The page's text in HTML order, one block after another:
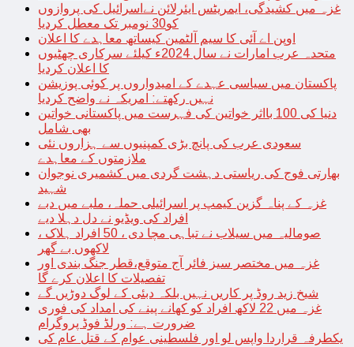
غزہ میں کشیدگی، ایمریٹس ایئرلائن نےاسرائیل کی پروازوں
کو30 نومبر تک معطل کردیا
اوپن اے آئی کا سیم آلٹمین کیساتھ معاہدے کا اعلان
متحدہ عرب امارات نے سال 2024ء کیلئے سرکاری چھٹیوں
کا اعلان کردیا
پاکستان میں سیاسی عہدے کے امیدواروں پر کوئی پوزیشن
نہیں رکھتے: امریکہ نے واضح کردیا
دنیا کی 100 بااثر خواتین کی فہرست میں پاکستانی خواتین
بھی شامل
سعودی عرب کی پانچ بڑی کمپنیوں سے ہزاروں نئی
ملازمتوں کے معاہدے
بھارتی فوج کی ریاستی دہشت گردی میں کشمیری نوجوان
شہید
غزہ کے پناہ گزین کیمپ پر اسرائیلی حملہ، ملبے میں دبے
افراد کی ویڈیو نے دل دہلا دیے
صومالیہ میں سیلاب نے تباہی مچا دی ، 50 افراد ہلاک ،
لاکھوں بے گھر
غزہ میں مختصر سیز فائر آج متوقع،قطر جنگ بندی اور
تفصیلات کا اعلان کرے گا
شیخ زید روڈ پر کاریں نہیں بلکہ دبئی کے لوگ دوڑیں گے
غزہ میں 22 لاکھ افراد کو کھانے پینے کی امداد کی فوری
ضرورت ہے: ورلڈ فوڈ پروگرام
یکطرفہ قراردا واپس لو اور فلسطینی عوام کے قتل عام کی